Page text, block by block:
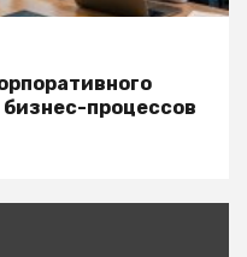
процессов